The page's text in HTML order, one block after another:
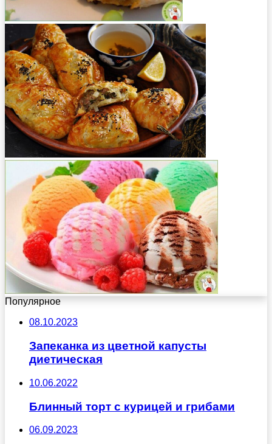
Популярное
08.10.2023
Запеканка из цветной капусты
диетическая
10.06.2022
Блинный торт с курицей и грибами
06.09.2023